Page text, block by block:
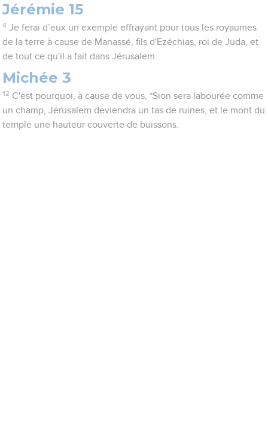
Jérémie 15
4 Je ferai d’eux un exemple effrayant pour tous les royaumes
de la terre à cause de Manassé, fils d'Ezéchias, roi de Juda, et
de tout ce qu'il a fait dans Jérusalem.
Michée 3
12 C'est pourquoi, à cause de vous, *Sion sera labourée comme
un champ, Jérusalem deviendra un tas de ruines, et le mont du
temple une hauteur couverte de buissons.